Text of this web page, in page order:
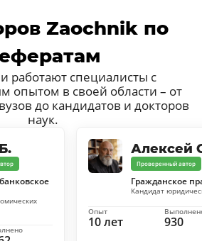
Zaochnik по
работают специалисты с
опытом в своей области – от
до кандидатов и докторов
наук.
Алексей
Проверенный автор
Гражданское
Кандидат
10 лет
Опыт
930